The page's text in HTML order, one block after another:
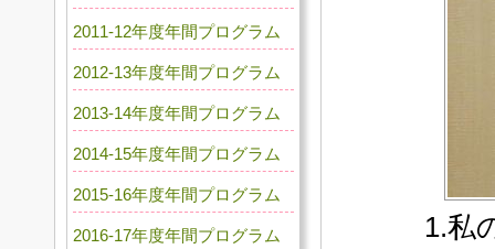
1.私
2011-12年度年間プログラム
2012-13年度年間プログラム
2013-14年度年間プログラム
2014-15年度年間プログラム
2015-16年度年間プログラム
2016-17年度年間プログラム